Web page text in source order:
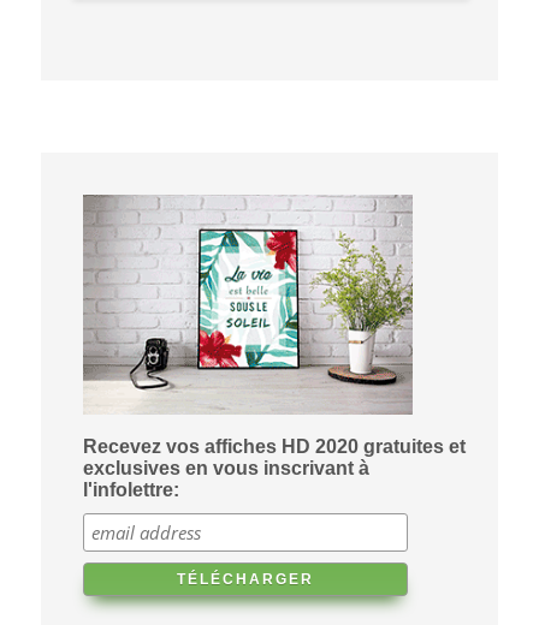
Recevez vos affiches HD 2020 gratuites et
exclusives en vous inscrivant à
l'infolettre: